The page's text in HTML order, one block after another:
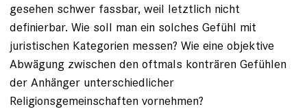
gesehen schwer fassbar, weil letztlich nicht
definierbar. Wie soll man ein solches Gefühl mit
juristischen Kategorien messen? Wie eine objektive
Abwägung zwischen den oftmals konträren Gefühlen
der Anhänger unterschiedlicher
Religionsgemeinschaften vornehmen?